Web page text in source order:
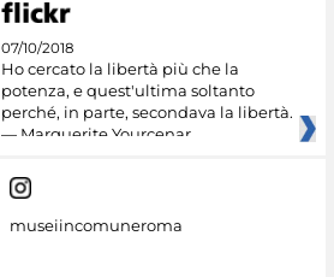
07/10/2018
Ho cercato la libertà più che la
potenza, e quest'ultima soltanto
perché, in parte, secondava la libertà.
— Marguerite Yourcenar
museiincomuneroma